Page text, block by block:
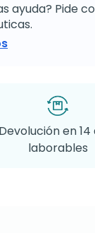
ayuda? Pide
Devolución en 14
laborables